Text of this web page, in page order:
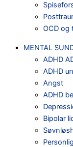
OCD og
MENTAL
ADHD
ADHD
Angst
ADHD
Bipolar